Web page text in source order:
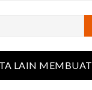
LAIN MEMBUAT